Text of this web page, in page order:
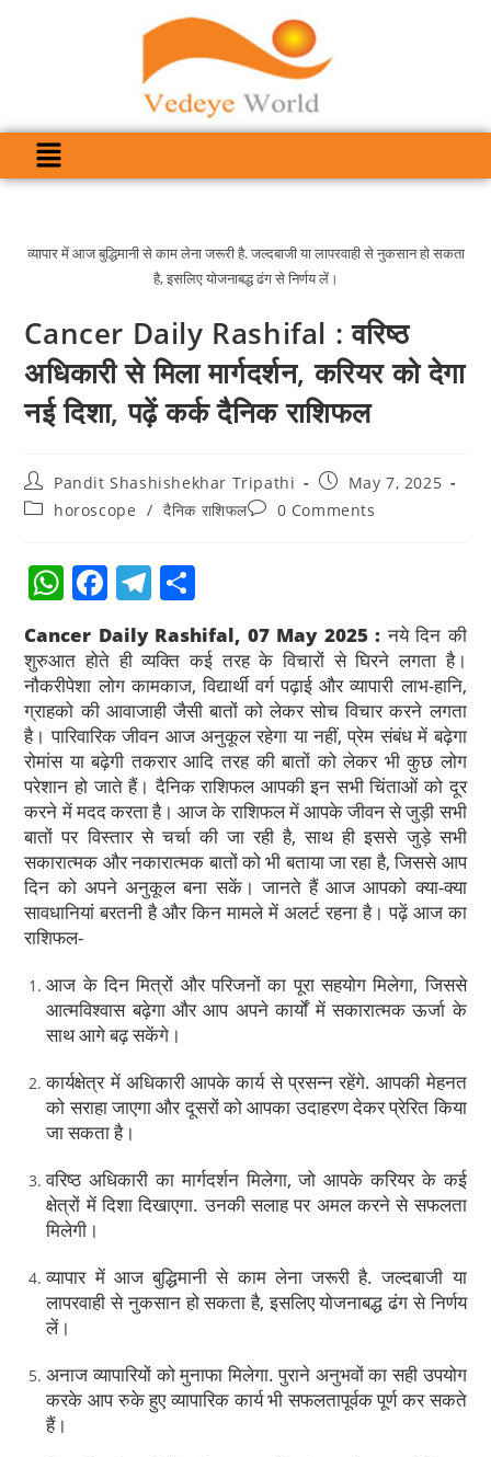
व्यापार में आज बुद्धिमानी से काम लेना जरूरी है. जल्दबाजी या लापरवाही से नुकसान हो सकता
है, इसलिए योजनाबद्ध ढंग से निर्णय लें।
Cancer Daily Rashifal : वरिष्ठ
अधिकारी से मिला मार्गदर्शन, करियर को देगा
नई दिशा, पढ़ें कर्क दैनिक राशिफल
Pandit Shashishekhar Tripathi
May 7, 2025
horoscope / दैनिक राशिफल 0 Comments
W
at
s
A
p
p
F
a
c
e
b
o
o
k
T
el
e
gr
a
m
h
ar
e
Cancer Daily Rashifal, 07 May 2025 :नये दिन की
शुरुआत होते ही व्यक्ति कई तरह के विचारों से घिरने लगता है।
नौकरीपेशा लोग कामकाज, विद्यार्थी वर्ग पढ़ाई और व्यापारी लाभ-हानि,
ग्राहको की आवाजाही जैसी बातों को लेकर सोच विचार करने लगता
है। पारिवारिक जीवन आज अनुकूल रहेगा या नहीं, प्रेम संबंध में बढ़ेगा
रोमांस या बढ़ेगी तकरार आदि तरह की बातों को लेकर भी कुछ लोग
परेशान हो जाते हैं। दैनिक राशिफल आपकी इन सभी चिंताओं को दूर
करने में मदद करता है। आज के राशिफल में आपके जीवन से जुड़ी सभी
बातों पर विस्तार से चर्चा की जा रही है, साथ ही इससे जुड़े सभी
सकारात्मक और नकारात्मक बातों को भी बताया जा रहा है, जिससे आप
दिन को अपने अनुकूल बना सकें। जानते हैं आज आपको क्या-क्या
सावधानियां बरतनी है और किन मामले में अलर्ट रहना है। पढ़ें आज का
राशिफल-
आज के दिन मित्रों और परिजनों का पूरा सहयोग मिलेगा, जिससे
आत्मविश्वास बढ़ेगा और आप अपने कार्यों में सकारात्मक ऊर्जा के
साथ आगे बढ़ सकेंगे।
कार्यक्षेत्र में अधिकारी आपके कार्य से प्रसन्न रहेंगे. आपकी मेहनत
को सराहा जाएगा और दूसरों को आपका उदाहरण देकर प्रेरित किया
जा सकता है।
वरिष्ठ अधिकारी का मार्गदर्शन मिलेगा, जो आपके करियर के कई
क्षेत्रों में दिशा दिखाएगा. उनकी सलाह पर अमल करने से सफलता
मिलेगी।
व्यापार में आज बुद्धिमानी से काम लेना जरूरी है. जल्दबाजी या
लापरवाही से नुकसान हो सकता है, इसलिए योजनाबद्ध ढंग से निर्णय
लें।
अनाज व्यापारियों को मुनाफा मिलेगा. पुराने अनुभवों का सही उपयोग
करके आप रुके हुए व्यापारिक कार्य भी सफलतापूर्वक पूर्ण कर सकते
हैं।